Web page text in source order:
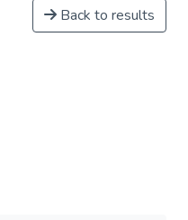
Back to results